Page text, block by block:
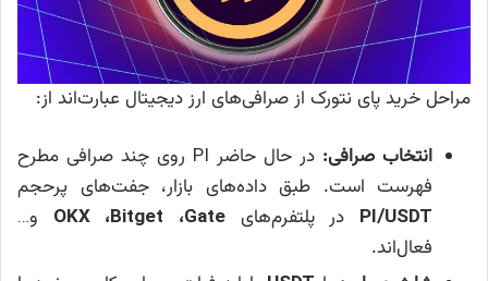
مراحل خرید پای نتورک از صرافی‌های ارز دیجیتال عبارت‌اند از:
انتخاب صرافی:
در حال حاضر PI روی چند صرافی مطرح
فهرست است. طبق داده‌های بازار، جفت‌های پرحجم
PI/USDT در پلتفرم‌های OKX ،Bitget ،Gate و…
فعال‌اند.